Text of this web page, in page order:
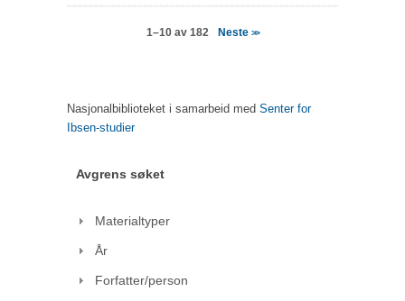
1–10 av 182 Neste >>
Nasjonalbiblioteket i samarbeid med Senter for
Ibsen-studier
Avgrens søket
Materialtyper
År
Forfatter/person